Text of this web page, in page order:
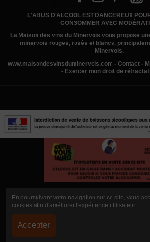
L'ABUS D'ALCOOL EST DANGEREUX
CONSOMMER AVEC
La Maison des vins du Minervois vous propose
minervois rouges, rosés et blancs,
Minervois.
www.maisondesvinsduminervois.com - Contact -
- Exercer mon droit de
En poursuivant votre navigation sur ce site, vous
cookies afin d'améliorer l'expérience utilisateur.
Accepter